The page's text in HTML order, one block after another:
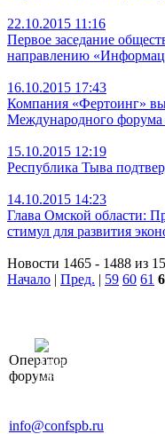
22.10.2015 11:16
Первое заседание
направлению
16.10.2015 17:43
Компания «Фертоинг»
Международного форума
15.10.2015 12:19
Республика Тыва
14.10.2015 14:23
Глава Омской области:
стимул для развития
Новости 1465 - 1488 из
Начало | Пред. | 59 60 61
Оператор
форума
Элит»
196191, г. Санкт-
info@confspb.ru